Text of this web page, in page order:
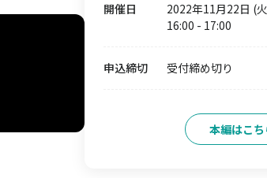
開催日
2022年11月22日 (
16:00 - 17:00
申込締切 受付締め切り
本編はこち